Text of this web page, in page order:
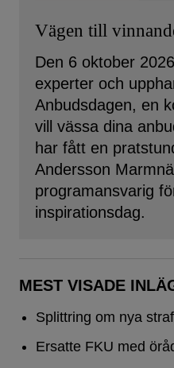
Vägen till
Den 6 oktober
experter och
Anbudsdagen, en
vill vässa dina
har fått en
Andersson
programansvarig
inspirationsdag.
MEST VISADE
Splittring om nya
Ersatte FKU med